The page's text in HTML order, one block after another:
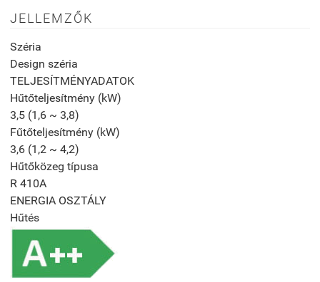
JELLEMZŐK
Széria
Design széria
TELJESÍTMÉNYADATOK
Hűtőteljesítmény (kW)
3,5 (1,6 ~ 3,8)
Fűtőteljesítmény (kW)
3,6 (1,2 ~ 4,2)
Hűtőközeg típusa
R 410A
ENERGIA OSZTÁLY
Hűtés